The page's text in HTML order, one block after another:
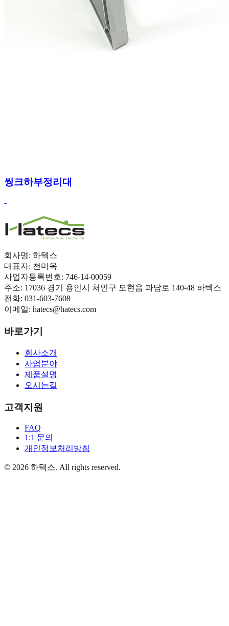
씽크하부정리대
-
회사명: 하텍스
대표자: 천미옥
사업자등록번호: 746-14-00059
주소: 17036 경기 용인시 처인구 모현읍 파담로 140-48 하텍스
전화: 031-603-7608
이메일: hatecs@hatecs.com
바로가기
회사소개
사업분야
제품설명
오시는길
고객지원
FAQ
1:1 문의
개인정보처리방침
© 2026 하텍스. All rights reserved.